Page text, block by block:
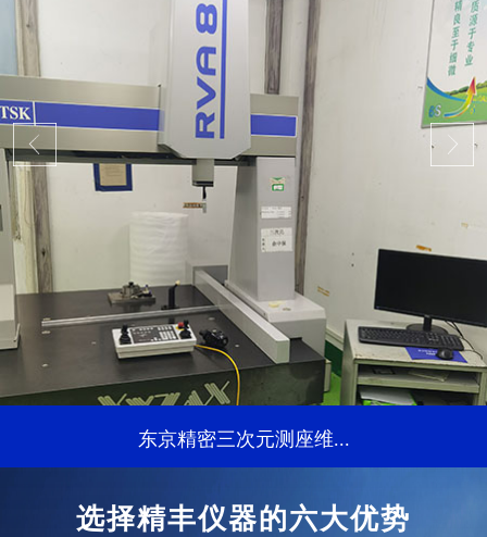
东京精密三次元测座维...
...
选择精丰仪器的六大优势